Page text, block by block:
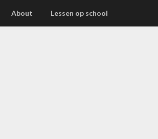
About Lessen op school